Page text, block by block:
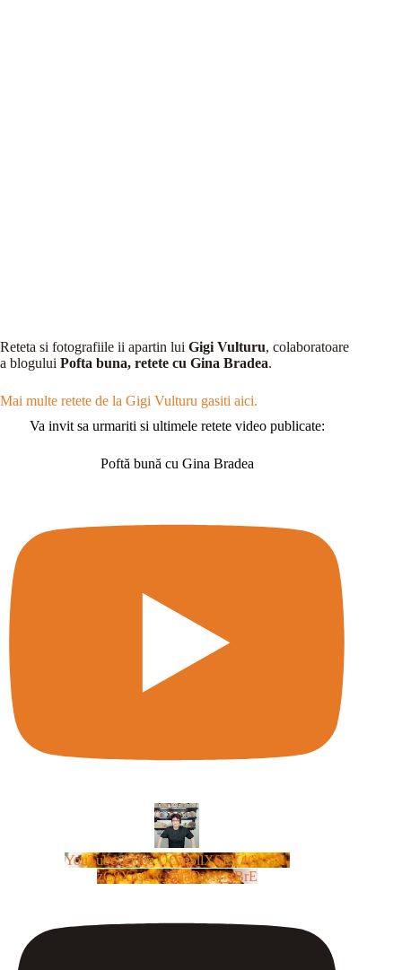
Reteta si fotografiile ii apartin lui Gigi Vulturu, colaboratoare
a blogului Pofta buna, retete cu Gina Bradea.
Mai multe retete de la Gigi Vulturu gasiti aici.
Va invit sa urmariti si ultimele retete video publicate:
Poftă bună cu Gina Bradea
YouTube Video UCm5llXSLY4CyCX-
zC8XosTw_huaQwN_rBrE